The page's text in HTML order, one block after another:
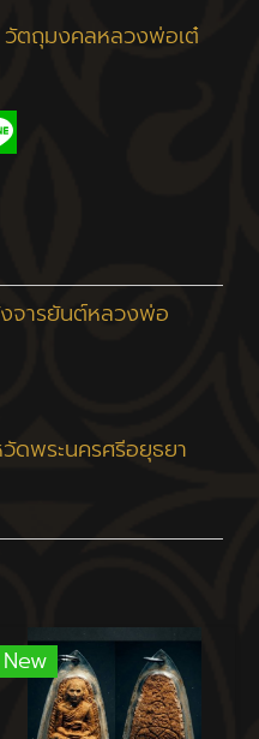
วัตถุมงคลหลวงพ่อเต๋
จารยันต์หลวงพ่อ
ดพระนครศรีอยุธยา
New